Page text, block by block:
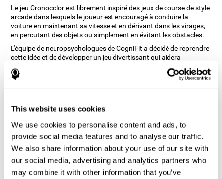
This website uses cookies
We use cookies to personalise content and ads, to
provide social media features and to analyse our traffic.
We also share information about your use of our site with
our social media, advertising and analytics partners who
may combine it with other information that you’ve
Le jeu Cronocolor est librement inspiré des jeux de course de style
arcade dans lesquels le joueur est encouragé à conduire la
voiture en maintenant sa vitesse et en dérivant dans les virages,
en percutant des objets ou simplement en évitant les obstacles.
L'équipe de neuropsychologues de CogniFit a décidé de reprendre
cette idée et de développer un jeu divertissant qui aidera
l'utilisateur non seulement à revivre l'expérience de l'arcade, mais
aussi à entraîner ses capacités cognitives.
"Chronocolor" améliore-t-il mes
capacités cognitives ?
Jouer à des jeux comme Chronocolor de CogniFit stimule un
modèle d'activation neuronale spécifique. Le fait de jouer et de
s'entraîner de manière répétée avec ce schéma aide les circuits
neuronaux à se réorganiser et à récupérer les fonctions
cognitives affaiblies ou endommagées.